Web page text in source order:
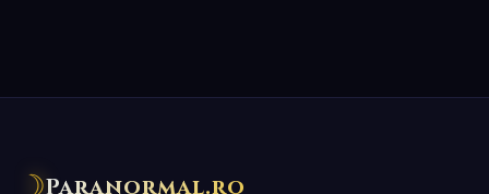
☽Paranormal.ro